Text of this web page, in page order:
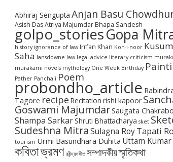
Abhiraj Sengupta Anjan Basu
Asish DasAtriya Majumdar Bhapa Sandesh
golpo_storiesGopa
history ignorance of law Irrfan Khan Koh-i-noor
Saha lansdowne law legal advice literary criticism
murakami novels mythology One Week Birthday
Pather Panchali Poem
probondho_article
Tagore recipe Recitation rishi kapoor
Goswami MajumdarSaugata
Shampa SarkarShruti Bhattacharya sket
Sudeshna MitraSulagna RoyTapati
tourism Urmi Basundhara Duhita Uttam Kumar
কবিতাভ্রমণ রবীন্দ্রসঙ্গীত সম্পাদকীয়স্মৃতিকথা